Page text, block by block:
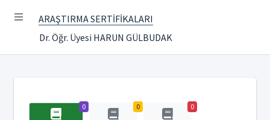
ARAŞTIRMA SERTİFİKALARI
Dr. Öğr. Üyesi HARUN GÜLBUDAK
0 0 0